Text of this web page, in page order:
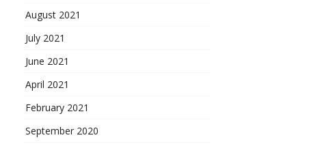
August 2021
July 2021
June 2021
April 2021
February 2021
September 2020